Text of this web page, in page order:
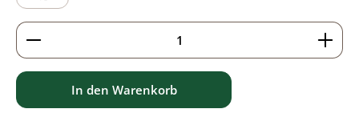
Produkt Anzahl: Gib den gewünschten Wert ein
In den Warenkorb